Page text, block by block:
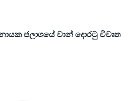
ජලාශයේ වාන් දොරටු විවෘත